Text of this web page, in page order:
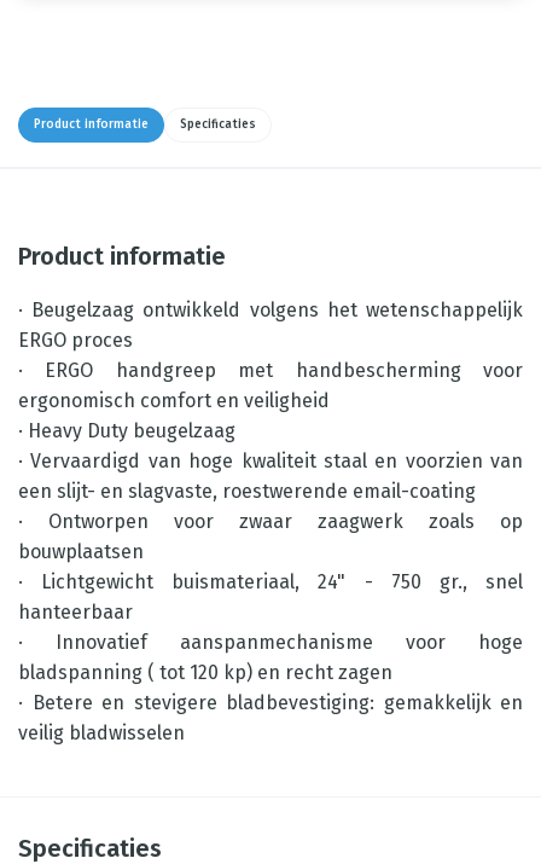
Product informatie Specificaties
Product informatie
· Beugelzaag ontwikkeld volgens het wetenschappelijk
ERGO proces
· ERGO handgreep met handbescherming voor
ergonomisch comfort en veiligheid
· Heavy Duty beugelzaag
· Vervaardigd van hoge kwaliteit staal en voorzien van
een slijt- en slagvaste, roestwerende email-coating
· Ontworpen voor zwaar zaagwerk zoals op
bouwplaatsen
· Lichtgewicht buismateriaal, 24" - 750 gr., snel
hanteerbaar
· Innovatief aanspanmechanisme voor hoge
bladspanning ( tot 120 kp) en recht zagen
· Betere en stevigere bladbevestiging: gemakkelijk en
veilig bladwisselen
Specificaties